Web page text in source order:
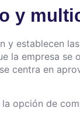
y
y establecen
la empresa
centra en
opción de